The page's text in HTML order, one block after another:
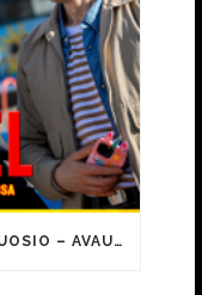
CANCEL-ELOKUVALLE JÄTTISUOSIO – AVAUSPÄIVÄNÄ JO 15 492 KATSOJAA!